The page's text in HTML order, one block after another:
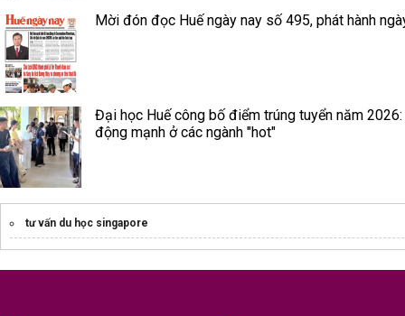
Mời đón đọc Huế ngày nay số 495, phát hành
Đại học Huế công bố điểm trúng tuyển năm 2026:
động mạnh ở các ngành "hot"
tư vấn du học singapore